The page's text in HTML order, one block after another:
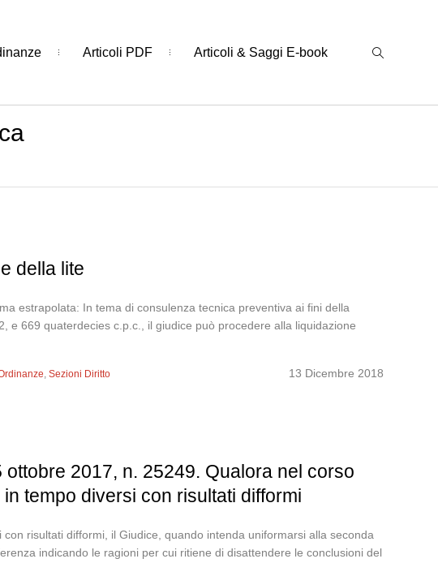
Articoli PDF Articoli & Saggi E-book
della lite
estrapolata: In tema di consulenza tecnica preventiva ai fini della
e 669 quaterdecies c.p.c., il giudice può procedere alla liquidazione
13 Dicembre 2018
,Sezioni Diritto
2017, n. 25249. Qualora nel corso
tempo diversi con risultati difformi
risultati difformi, il Giudice, quando intenda uniformarsi alla seconda
indicando le ragioni per cui ritiene di disattendere le conclusioni del